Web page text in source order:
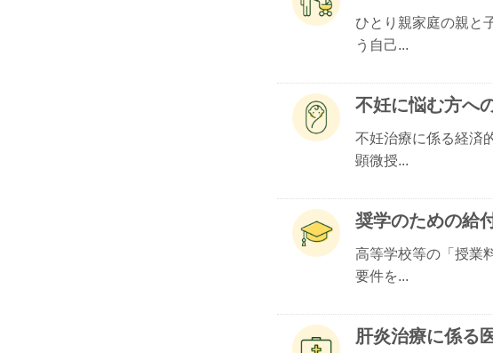
ひとり親家庭の親と
う自己...
不妊に悩む方へ
不妊治療に係る経済
顕微授...
奨学のための給
高等学校等の「授業
要件を...
肝炎治療に係る